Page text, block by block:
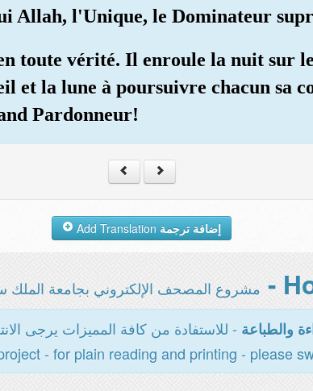
Allah, l'Unique, le Dominateur
toute vérité. Il enroule la nuit sur
et la lune à poursuivre chacun sa
Pardonneur!
إضافة ترجمة
مشروع المصحف الإلكتروني بجامعة الملك
والطباعة - للاستفادة من كافة المميزات يرجى
- for plain reading and printing - please